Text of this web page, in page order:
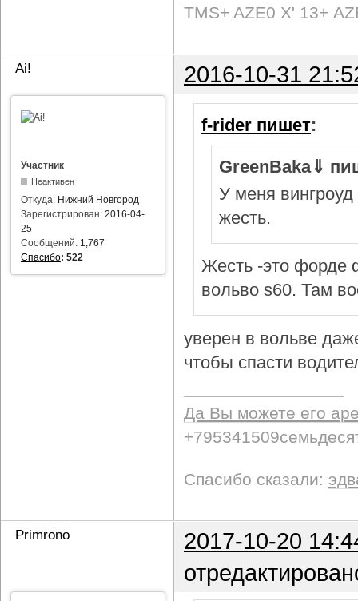
TMS+ AZE0 Х' 13+
Ai! 2016-10-31
Участник
Неактивен
Откуда: Нижний Новгород
Зарегистрирован: 2016-04-
25
Сообщений: 1,767
Спасибо: 522
f-rider пишет:
GreenBaka⇓
У меня вингроуд
жесть.
Жесть -это форде
вольво s60. Там
уверен в вольве
чтобы спасти
Да Вы можете его
Спасибо сказали:
Primrono
2017-10-20